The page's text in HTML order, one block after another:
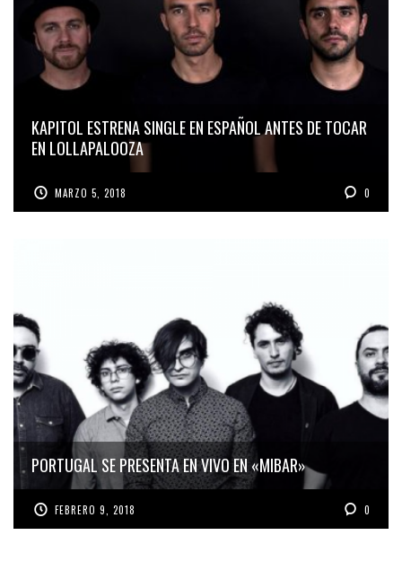
KAPITOL ESTRENA SINGLE EN ESPAÑOL ANTES DE TOCAR
EN LOLLAPALOOZA
MARZO 5, 2018 0
PORTUGAL SE PRESENTA EN VIVO EN «MIBAR»
FEBRERO 9, 2018 0